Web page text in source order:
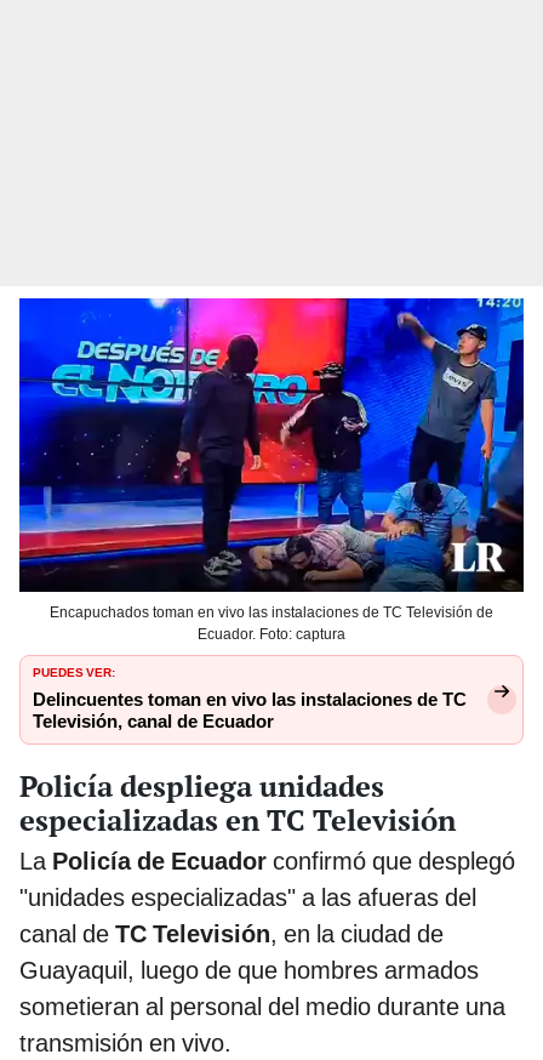
Encapuchados toman en vivo las instalaciones de TC Televisión de
Ecuador. Foto: captura
PUEDES VER:
Delincuentes toman en vivo las instalaciones de TC
Televisión, canal de Ecuador
Policía despliega unidades
especializadas en TC Televisión
La Policía de Ecuador confirmó que desplegó
"unidades especializadas" a las afueras del
canal de TC Televisión, en la ciudad de
Guayaquil, luego de que hombres armados
sometieran al personal del medio durante una
transmisión en vivo.